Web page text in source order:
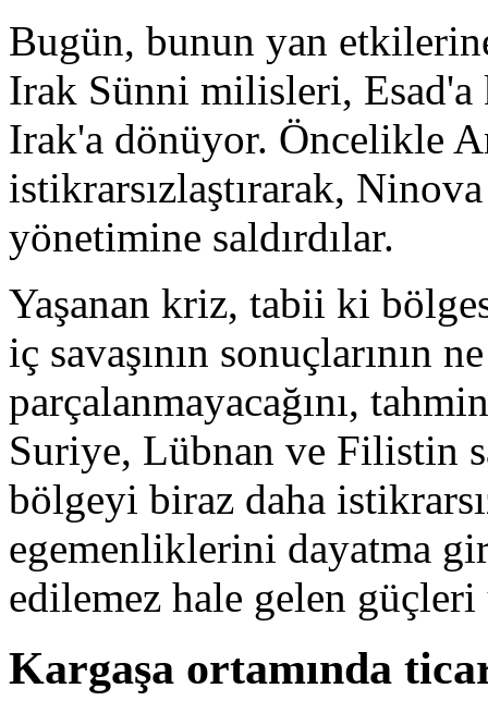
Bugün, bunun yan
Irak Sünni milisleri, Esad'a
Irak'a dönüyor. Öncelikle
istikrarsızlaştırarak,
yönetimine saldırdılar.
Yaşanan kriz, tabii ki
iç savaşının sonuçlarının
parçalanmayacağını,
Suriye, Lübnan ve Filistin
bölgeyi biraz daha
egemenliklerini dayatma
edilemez hale gelen güçleri
Kargaşa ortamında